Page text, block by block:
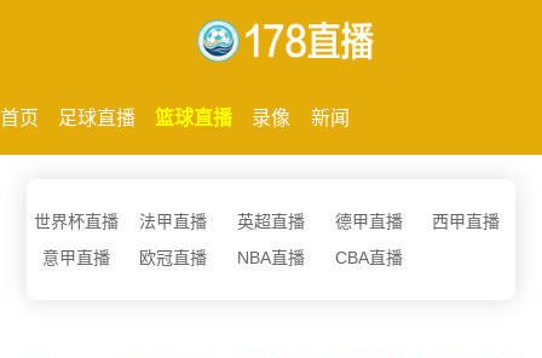
首页 足球直播 篮球直播 录像 新闻
世界杯直播 法甲直播 英超直播 德甲直播
西甲直播
意甲直播
欧冠直播 NBA直播 CBA直播